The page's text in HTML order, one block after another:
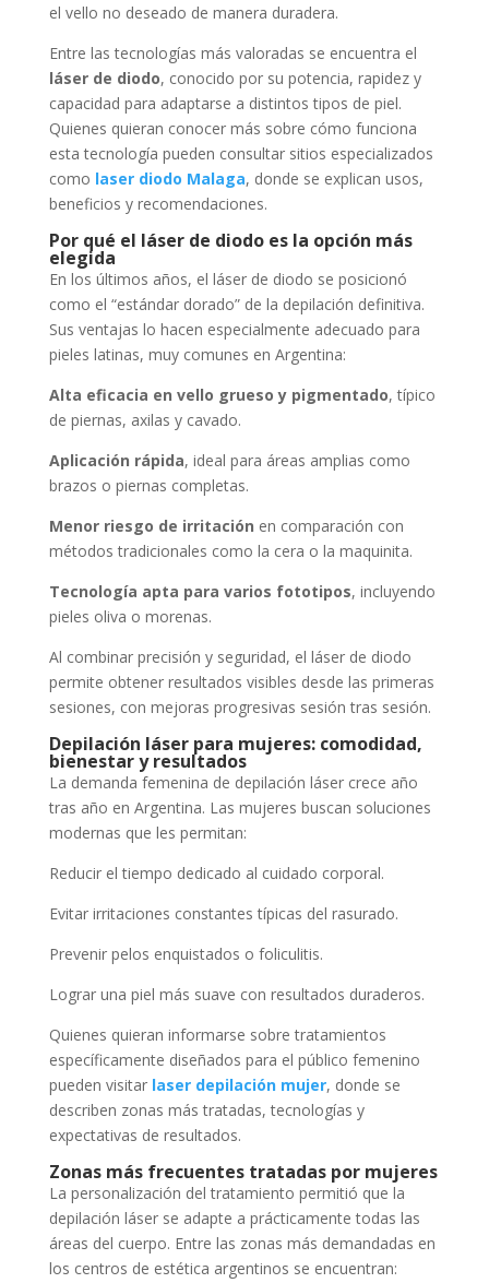
el vello no deseado de manera duradera.
Entre las tecnologías más valoradas se encuentra el
láser de diodo, conocido por su potencia, rapidez y
capacidad para adaptarse a distintos tipos de piel.
Quienes quieran conocer más sobre cómo funciona
esta tecnología pueden consultar sitios especializados
como laser diodo Malaga, donde se explican usos,
beneficios y recomendaciones.
Por qué el láser de diodo es la opción más
elegida
En los últimos años, el láser de diodo se posicionó
como el “estándar dorado” de la depilación definitiva.
Sus ventajas lo hacen especialmente adecuado para
pieles latinas, muy comunes en Argentina:
Alta eficacia en vello grueso y pigmentado, típico
de piernas, axilas y cavado.
Aplicación rápida, ideal para áreas amplias como
brazos o piernas completas.
Menor riesgo de irritación en comparación con
métodos tradicionales como la cera o la maquinita.
Tecnología apta para varios fototipos, incluyendo
pieles oliva o morenas.
Al combinar precisión y seguridad, el láser de diodo
permite obtener resultados visibles desde las primeras
sesiones, con mejoras progresivas sesión tras sesión.
Depilación láser para mujeres: comodidad,
bienestar y resultados
La demanda femenina de depilación láser crece año
tras año en Argentina. Las mujeres buscan soluciones
modernas que les permitan:
Reducir el tiempo dedicado al cuidado corporal.
Evitar irritaciones constantes típicas del rasurado.
Prevenir pelos enquistados o foliculitis.
Lograr una piel más suave con resultados duraderos.
Quienes quieran informarse sobre tratamientos
específicamente diseñados para el público femenino
pueden visitar laser depilación mujer, donde se
describen zonas más tratadas, tecnologías y
expectativas de resultados.
Zonas más frecuentes tratadas por mujeres
La personalización del tratamiento permitió que la
depilación láser se adapte a prácticamente todas las
áreas del cuerpo. Entre las zonas más demandadas en
los centros de estética argentinos se encuentran: